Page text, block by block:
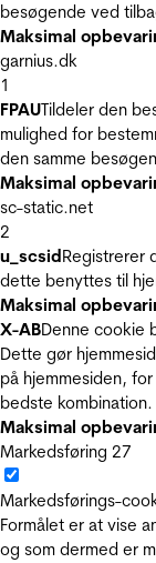
besøgende ved
Maksimal
garnius.dk
1
FPAUTildeler den
mulighed for
den samme
Maksimal
sc-static.net
2
u_scsidRegistrerer
dette benyttes til
Maksimal
X-ABDenne cookie
Dette gør
på hjemmesiden,
bedste kombination.
Maksimal
Markedsføring 27
Markedsførings-
Formålet er at vise
og som dermed er